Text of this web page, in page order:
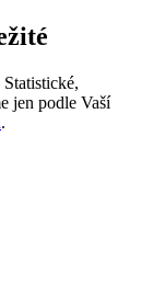
jen podle Vaší
.